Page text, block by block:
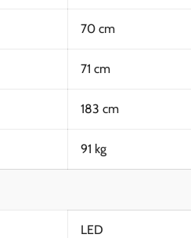
70 cm
71 cm
183 cm
91 kg
LED